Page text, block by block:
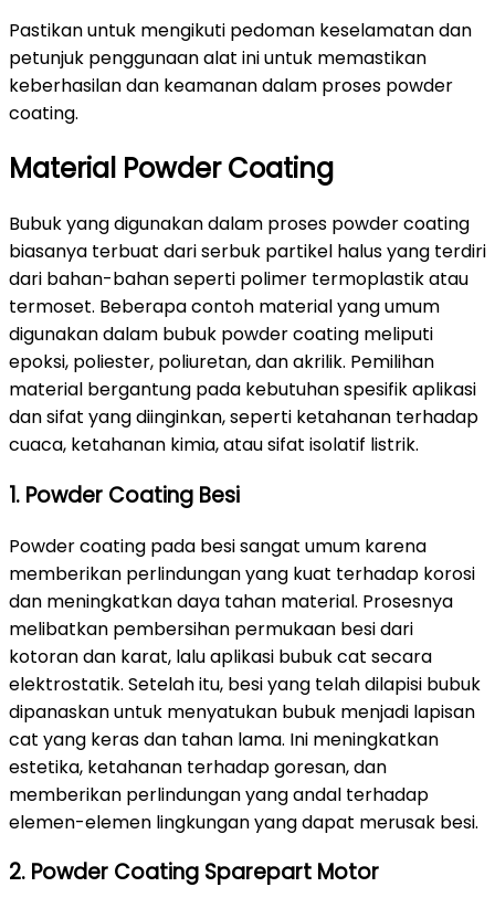
Pastikan untuk mengikuti pedoman keselamatan dan
petunjuk penggunaan alat ini untuk memastikan
keberhasilan dan keamanan dalam proses powder
coating.
Material Powder Coating
Bubuk yang digunakan dalam proses powder coating
biasanya terbuat dari serbuk partikel halus yang terdiri
dari bahan-bahan seperti polimer termoplastik atau
termoset. Beberapa contoh material yang umum
digunakan dalam bubuk powder coating meliputi
epoksi, poliester, poliuretan, dan akrilik. Pemilihan
material bergantung pada kebutuhan spesifik aplikasi
dan sifat yang diinginkan, seperti ketahanan terhadap
cuaca, ketahanan kimia, atau sifat isolatif listrik.
1. Powder Coating Besi
Powder coating pada besi sangat umum karena
memberikan perlindungan yang kuat terhadap korosi
dan meningkatkan daya tahan material. Prosesnya
melibatkan pembersihan permukaan besi dari
kotoran dan karat, lalu aplikasi bubuk cat secara
elektrostatik. Setelah itu, besi yang telah dilapisi bubuk
dipanaskan untuk menyatukan bubuk menjadi lapisan
cat yang keras dan tahan lama. Ini meningkatkan
estetika, ketahanan terhadap goresan, dan
memberikan perlindungan yang andal terhadap
elemen-elemen lingkungan yang dapat merusak besi.
2. Powder Coating Sparepart Motor